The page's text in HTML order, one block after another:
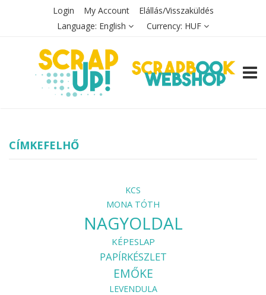
Login My Account
Elállás/Visszaküldés
Language: English Currency: HUF
CÍMKEFELHŐ
KCS
MONA TÓTH
NAGYOLDAL
KÉPESLAP
PAPÍRKÉSZLET
EMŐKE
LEVENDULA